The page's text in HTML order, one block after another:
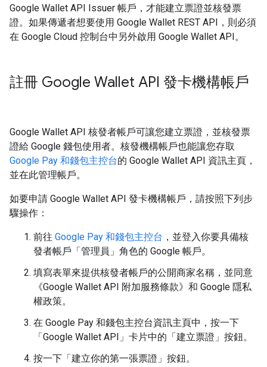
Google Wallet API Issuer 帳戶，才能建立票證並核發票
證。如果傳遞者想要使用 Google Wallet REST API，則必須
在 Google Cloud 控制台中另外啟用 Google Wallet API。
註冊 Google Wallet API 發卡機構帳戶
Google Wallet API 核發者帳戶可讓您建立票證，並核發票
證給 Google 錢包使用者。核發機構帳戶也能讓您存取
Google Pay 和錢包主控台的 Google Wallet API 資訊主頁，
並在此管理帳戶。
如要申請 Google Wallet API 發卡機構帳戶，請按照下列步
驟操作：
前往 Google Pay 和錢包主控台 ，並登入你要具備核
發者帳戶「管理員」角色的 Google 帳戶。
填寫表單來提供核發者帳戶的公開商家名稱，並同意
《Google Wallet API 附加服務條款》和 Google 隱私
權政策。
在 Google Pay 和錢包主控台資訊主頁中，按一下
「Google Wallet API」卡片中的「建立票證」按鈕。
按一下「建立你的第一張票證」按鈕。